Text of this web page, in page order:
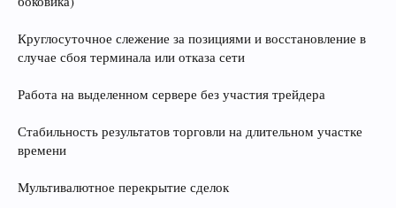
Круглосуточное слежение за позициями и восстановление в
случае сбоя терминала или отказа сети
Работа на выделенном сервере без участия трейдера
Стабильность результатов торговли на длительном участке
времени
Мультивалютное перекрытие сделок